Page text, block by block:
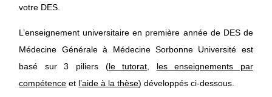
votre DES.
L’enseignement universitaire en première année de DES de
Médecine Générale à Médecine Sorbonne Université est
basé sur 3 piliers (le tutorat
les enseignements par
compétence et l’aide à la thèse) développés ci-dessous.